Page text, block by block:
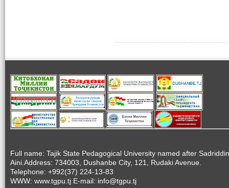
Full name: Tajik State Pedagogical University named after Sadriddin
Aini.Address: 734003, Dushanbe City, 121, Rudaki Avenue.
Telephone: +992(37) 224-13-83
WWW: www.tgpu.tj E-mail: info@tgpu.tj